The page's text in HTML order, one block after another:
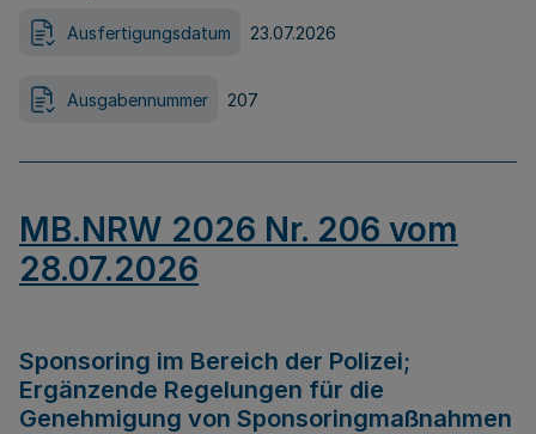
Ausfertigungsdatum 23.07.2026
Ausgabennummer 207
MB.NRW 2026 Nr. 206 vom
28.07.2026
Sponsoring im Bereich der Polizei;
Ergänzende Regelungen für die
Genehmigung von Sponsoringmaßnahmen